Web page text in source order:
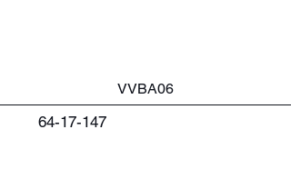
VVBA06
64-17-147